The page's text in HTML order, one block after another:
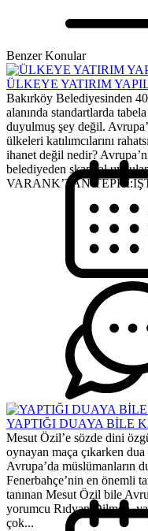
Benzer Konular
ÜLKEYE YATIRIM
Bakırköy Belediyesinden
alanında standartlarda
duyulmuş şey değil.
ülkeleri katılımcılarını
ihanet değil nedir?
belediyeden skandal
VARANK’TAN
YAPTIĞI DUAYA BİLE
Mesut Özil’e sözde dini
oynayan maça çıkarken
Avrupa’da müslümanların
Fenerbahçe’nin en önemli
tanınan Mesut Özil bile
yorumcu Rıdvan Dilmen,
çok...